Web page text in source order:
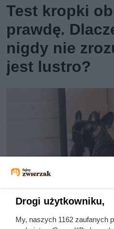
Test kropki
prawdę.
nigdy nie
jest lustro?
Drogi użytkowniku,
My, naszych 1162 zaufanych